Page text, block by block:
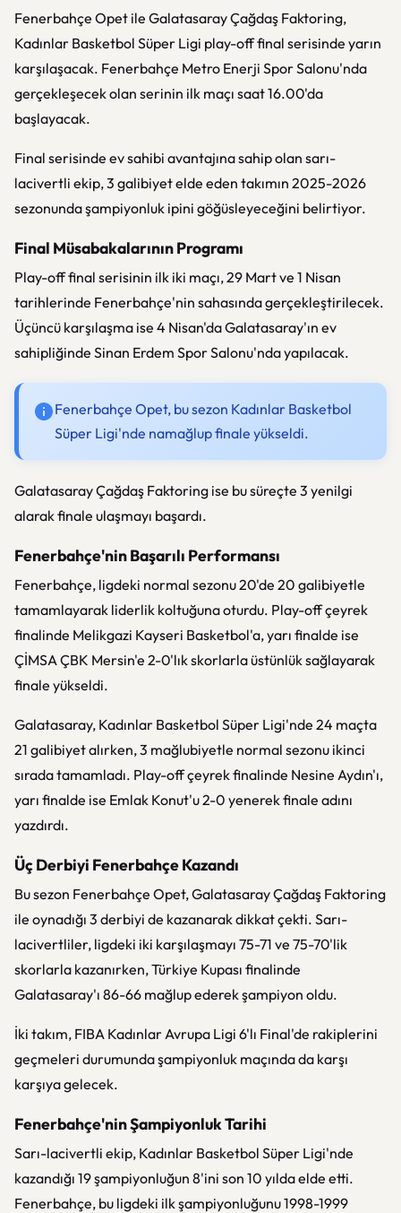
Fenerbahçe Opet ile Galatasaray Çağdaş Faktoring,
Kadınlar Basketbol Süper Ligi play-off final serisinde yarın
karşılaşacak. Fenerbahçe Metro Enerji Spor Salonu'nda
gerçekleşecek olan serinin ilk maçı saat 16.00'da
başlayacak.
Final serisinde ev sahibi avantajına sahip olan sarı-
lacivertli ekip, 3 galibiyet elde eden takımın 2025-2026
sezonunda şampiyonluk ipini göğüsleyeceğini belirtiyor.
Final Müsabakalarının Programı
Play-off final serisinin ilk iki maçı, 29 Mart ve 1 Nisan
tarihlerinde Fenerbahçe'nin sahasında gerçekleştirilecek.
Üçüncü karşılaşma ise 4 Nisan'da Galatasaray'ın ev
sahipliğinde Sinan Erdem Spor Salonu'nda yapılacak.
Fenerbahçe Opet, bu sezon Kadınlar Basketbol
Süper Ligi'nde namağlup finale yükseldi.
Galatasaray Çağdaş Faktoring ise bu süreçte 3 yenilgi
alarak finale ulaşmayı başardı.
Fenerbahçe'nin Başarılı Performansı
Fenerbahçe, ligdeki normal sezonu 20'de 20 galibiyetle
tamamlayarak liderlik koltuğuna oturdu. Play-off çeyrek
finalinde Melikgazi Kayseri Basketbol'a, yarı finalde ise
ÇİMSA ÇBK Mersin'e 2-0'lık skorlarla üstünlük sağlayarak
finale yükseldi.
Galatasaray, Kadınlar Basketbol Süper Ligi'nde 24 maçta
21 galibiyet alırken, 3 mağlubiyetle normal sezonu ikinci
sırada tamamladı. Play-off çeyrek finalinde Nesine Aydın'ı,
yarı finalde ise Emlak Konut'u 2-0 yenerek finale adını
yazdırdı.
Üç Derbiyi Fenerbahçe Kazandı
Bu sezon Fenerbahçe Opet, Galatasaray Çağdaş Faktoring
ile oynadığı 3 derbiyi de kazanarak dikkat çekti. Sarı-
lacivertliler, ligdeki iki karşılaşmayı 75-71 ve 75-70'lik
skorlarla kazanırken, Türkiye Kupası finalinde
Galatasaray'ı 86-66 mağlup ederek şampiyon oldu.
İki takım, FIBA Kadınlar Avrupa Ligi 6'lı Final'de rakiplerini
geçmeleri durumunda şampiyonluk maçında da karşı
karşıya gelecek.
Fenerbahçe'nin Şampiyonluk Tarihi
Sarı-lacivertli ekip, Kadınlar Basketbol Süper Ligi'nde
kazandığı 19 şampiyonluğun 8'ini son 10 yılda elde etti.
Fenerbahçe, bu ligdeki ilk şampiyonluğunu 1998-1999